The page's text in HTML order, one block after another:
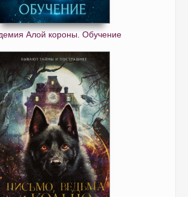
Алой короны. Обучение